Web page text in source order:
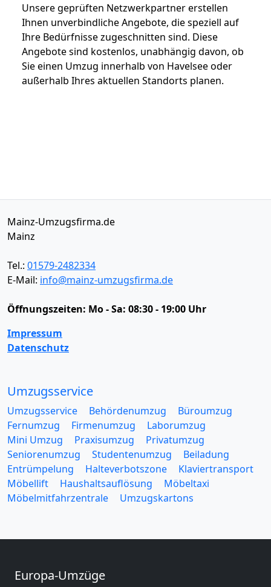
Unsere geprüften Netzwerkpartner erstellen
Ihnen unverbindliche Angebote, die speziell auf
Ihre Bedürfnisse zugeschnitten sind. Diese
Angebote sind kostenlos, unabhängig davon, ob
Sie einen Umzug innerhalb von Havelsee oder
außerhalb Ihres aktuellen Standorts planen.
Mainz-Umzugsfirma.de
Mainz
Tel.: 01579-2482334
E-Mail: info@mainz-umzugsfirma.de
Öffnungszeiten: Mo - Sa: 08:30 - 19:00 Uhr
Impressum
Datenschutz
Umzugsservice
Umzugsservice Behördenumzug
Büroumzug
Fernumzug
Firmenumzug
Laborumzug
Mini Umzug
Praxisumzug
Privatumzug
Seniorenumzug
Studentenumzug
Beiladung
Entrümpelung
Halteverbotszone
Klaviertransport
Möbellift
Haushaltsauflösung
Möbeltaxi
Möbelmitfahrzentrale
Umzugskartons
Europa-Umzüge